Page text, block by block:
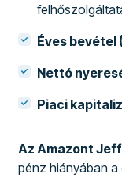
Éves bevétel
Nettó
Piaci
Az Amazont
pénz hiányában